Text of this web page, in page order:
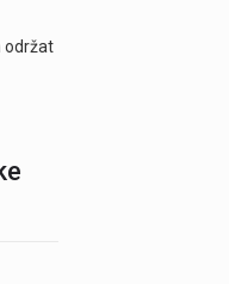
održat